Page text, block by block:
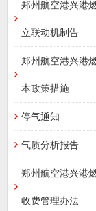
郑州航空港兴港
立联动机制告
郑州航空港兴港
本政策措施
停气通知
气质分析报告
郑州航空港兴港
收费管理办法